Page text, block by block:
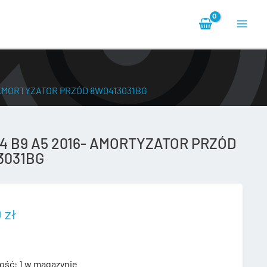
PRZÓD 8W0413031BG
B9 A5 2016- AMORTYZATOR PRZÓD
zł
1 w magazynie